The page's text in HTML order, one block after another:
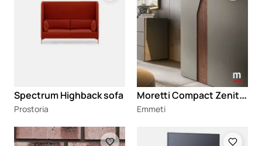
Spectrum Highback sofa
Prostoria
M
oretti Compact Zenith S156 ormar
Emmeti
Loading Loading